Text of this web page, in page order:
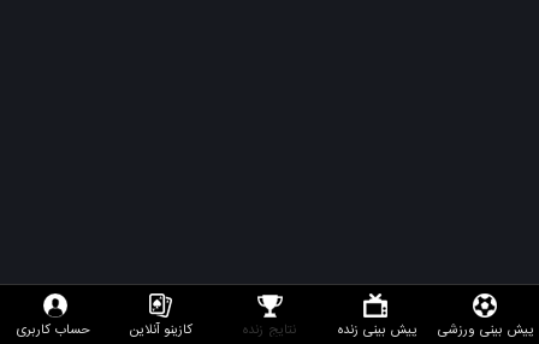
پیش بینی ورزشی پیش بینی زنده نتایج زنده کازینو آنلاین حساب کاربری